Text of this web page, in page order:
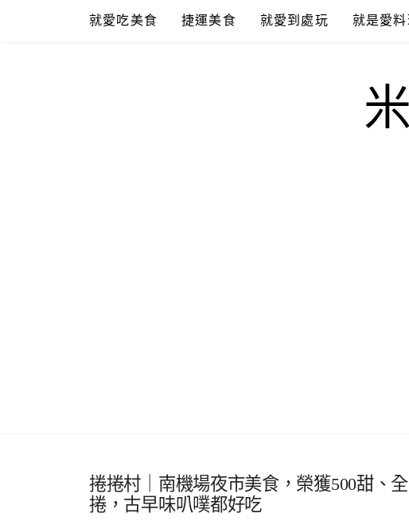
就愛吃美食 捷運美食 就愛到處玩 就是愛料
捲捲村｜南機場夜市美食，榮獲500甜、
捲，古早味叭噗都好吃